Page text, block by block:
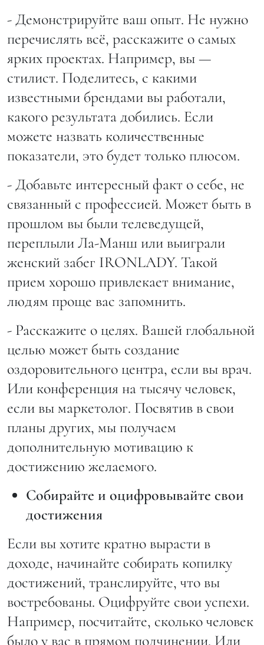
- Демонстрируйте ваш опыт. Не нужно
перечислять всё, расскажите о самых
ярких проектах. Например, вы —
стилист. Поделитесь, с какими
известными брендами вы работали,
какого результата добились. Если
можете назвать количественные
показатели, это будет только плюсом.
- Добавьте интересный факт о себе, не
связанный с профессией. Может быть в
прошлом вы были телеведущей,
переплыли Ла-Манш или выиграли
женский забег IRONLADY. Такой
прием хорошо привлекает внимание,
людям проще вас запомнить.
- Расскажите о целях. Вашей глобальной
целью может быть создание
оздоровительного центра, если вы врач.
Или конференция на тысячу человек,
если вы маркетолог. Посвятив в свои
планы других, мы получаем
дополнительную мотивацию к
достижению желаемого.
Собирайте и оцифровывайте свои
достижения
Если вы хотите кратно вырасти в
доходе, начинайте собирать копилку
достижений, транслируйте, что вы
востребованы. Оцифруйте свои успехи.
Например, посчитайте, сколько человек
было у вас в прямом подчинении. Или